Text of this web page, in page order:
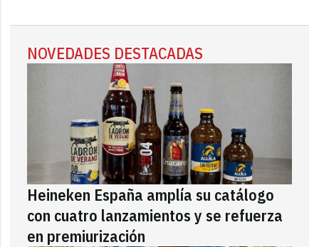
NOVEDADES DESTACADAS
Heineken España amplía su catálogo
con cuatro lanzamientos y se refuerza
en premiurización